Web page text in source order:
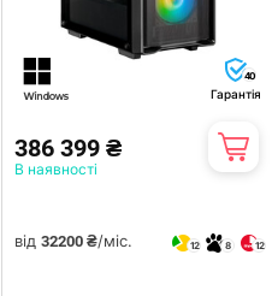
40
Гарантія
386 399 ₴
В наявності
від 32200 ₴/міс. 12 8 12